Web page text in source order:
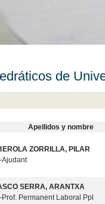
de
Apellidos y nombre
ZORRILLA, PILAR
Ajudant
SERRA, ARANTXA
Prof. Permanent Laboral Ppl